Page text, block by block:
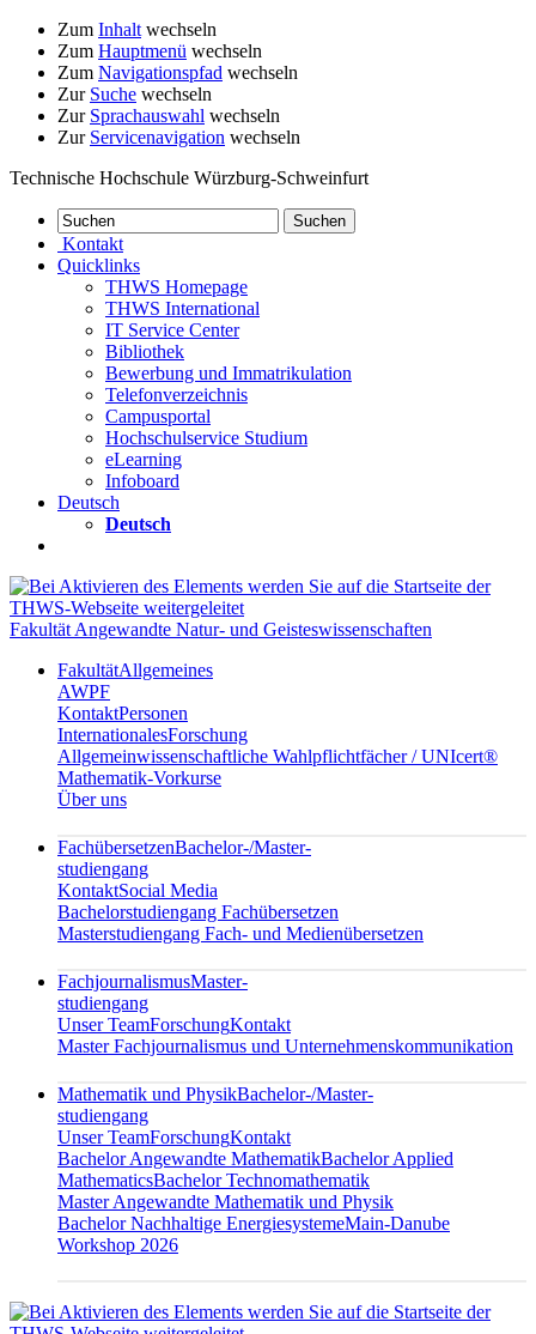
Zum Inhalt wechseln
Zum Hauptmenü wechseln
Zum Navigationspfad wechseln
Zur Suche wechseln
Zur Sprachauswahl wechseln
Zur Servicenavigation wechseln
Technische Hochschule Würzburg-Schweinfurt
Kontakt
Quicklinks
THWS Homepage
THWS International
IT Service Center
Bibliothek
Bewerbung und Immatrikulation
Telefonverzeichnis
Campusportal
Hochschulservice Studium
eLearning
Infoboard
Deutsch
Deutsch
Fakultät Angewandte Natur- und Geisteswissenschaften
FakultätAllgemeines
AWPF
KontaktPersonen
InternationalesForschung
Allgemeinwissenschaftliche Wahlpflichtfächer / UNIcert®
Mathematik-Vorkurse
Über uns
FachübersetzenBachelor-/Master-
studiengang
KontaktSocial Media
Bachelorstudiengang Fachübersetzen
Masterstudiengang Fach- und Medienübersetzen
FachjournalismusMaster-
studiengang
Unser TeamForschungKontakt
Master Fachjournalismus und Unternehmenskommunikation
Mathematik und PhysikBachelor-/Master-
studiengang
Unser TeamForschungKontakt
Bachelor Angewandte MathematikBachelor Applied
MathematicsBachelor Technomathematik
Master Angewandte Mathematik und Physik
Bachelor Nachhaltige EnergiesystemeMain-Danube
Workshop 2026